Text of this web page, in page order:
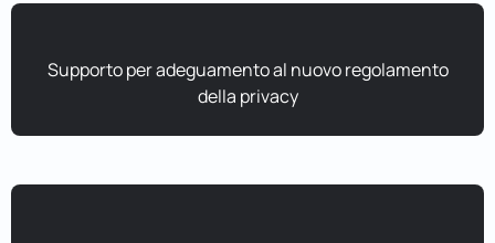
Supporto per adeguamento al nuovo regolamento
della privacy